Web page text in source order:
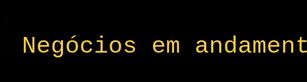
Negócios em